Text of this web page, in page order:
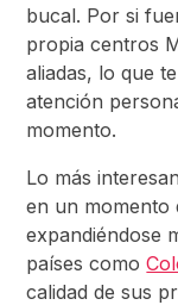
bucal. Por si
propia centros
aliadas, lo que
atención
momento.
Lo más
en un momento
expandiéndose
países como
calidad de sus